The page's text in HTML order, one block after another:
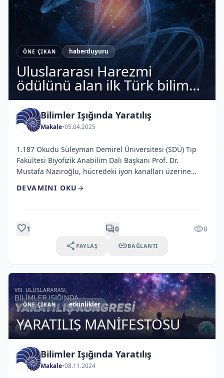
ÖNE ÇIKAN haberduyuru
Uluslararası Harezmi
ödülünü alan ilk Türk bilim
adamı: Prof. Dr. Mustafa
Nazıroğlu
Bilimler Işığında Yaratılış
Makale•05.04.2025
1.187 Okudu Süleyman Demirel Üniversitesi (SDÜ) Tıp
Fakültesi Biyofizik Anabilim Dalı Başkanı Prof. Dr.
Mustafa Nazıroğlu, hücredeki iyon kanalları üzerine
bağlı İran Bilim ve Teknoloji Araştırma Örgütü (IROST)
bilim adamı olmayı başardı. Prof. Dr. Nazıroğlu, ayrıca
DEVAMINI OKU arrow_forward
favorite1 forum0 visibility0
share PAYLAŞ linkBAĞLANTI
ÖNE ÇIKAN etkinlikler
YARATILIŞ MANİFESTOSU
Bilimler Işığında Yaratılış
Makale•08.11.2024